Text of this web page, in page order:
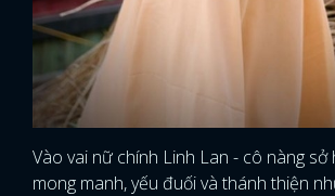
Vào vai nữ chính Linh Lan - cô nàng sở
mong manh, yếu đuối và thánh thiện